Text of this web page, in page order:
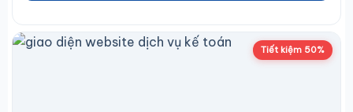
Tiết kiệm 50%